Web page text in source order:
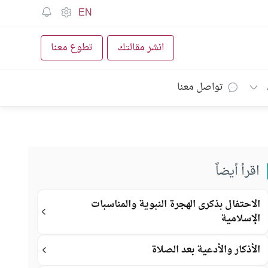
EN
انشر مقالتك تطوع معنا
تواصل معنا
اقرأ أيضاً
الاحتفال بذكرى الهجرة النبوية والمناسبات
الإسلامية
الأذكار والأدعية بعد الصلاة